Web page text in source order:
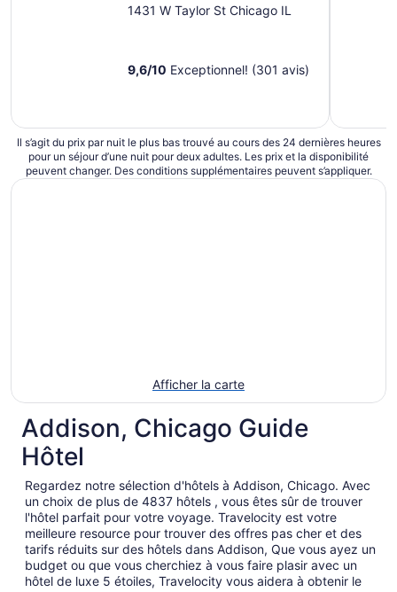
1431 W Taylor St Chicago IL
9,6/10 Exceptionnel! (301 avis)
Il s’agit du prix par nuit le plus bas trouvé au cours des 24 dernières heures
pour un séjour d’une nuit pour deux adultes. Les prix et la disponibilité
peuvent changer. Des conditions supplémentaires peuvent s’appliquer.
Afficher la carte
Addison, Chicago Guide
Hôtel
Regardez notre sélection d'hôtels à Addison, Chicago. Avec
un choix de plus de 4837 hôtels , vous êtes sûr de trouver
l'hôtel parfait pour votre voyage. Travelocity est votre
meilleure resource pour trouver des offres pas cher et des
tarifs réduits sur des hôtels dans Addison, Que vous ayez un
budget ou que vous cherchiez à vous faire plasir avec un
hôtel de luxe 5 étoiles, Travelocity vous aidera à obtenir le